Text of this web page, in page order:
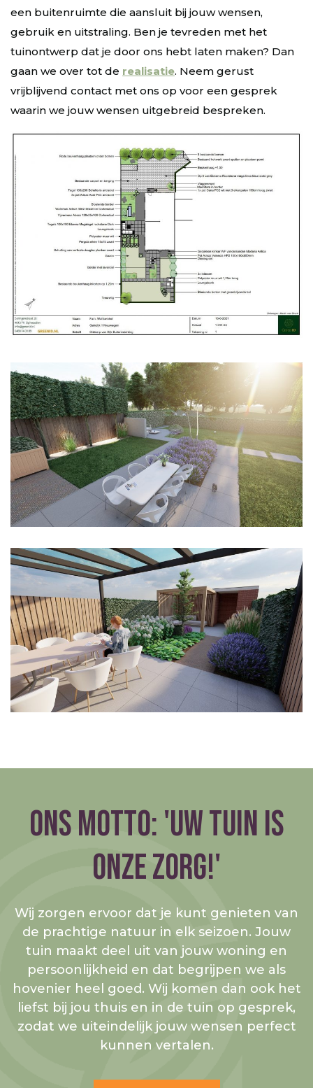
een buitenruimte die aansluit bij jouw wensen,
gebruik en uitstraling. Ben je tevreden met het
tuinontwerp dat je door ons hebt laten maken? Dan
gaan we over tot de realisatie. Neem gerust
vrijblijvend contact met ons op voor een gesprek
waarin we jouw wensen uitgebreid bespreken.
ONS MOTTO: 'UW TUIN IS
ONZE ZORG!'
Wij zorgen ervoor dat je kunt genieten van
de prachtige natuur in elk seizoen. Jouw
tuin maakt deel uit van jouw woning en
persoonlijkheid en dat begrijpen we als
hovenier heel goed. Wij komen dan ook het
liefst bij jou thuis en in de tuin op gesprek,
zodat we uiteindelijk jouw wensen perfect
kunnen vertalen.